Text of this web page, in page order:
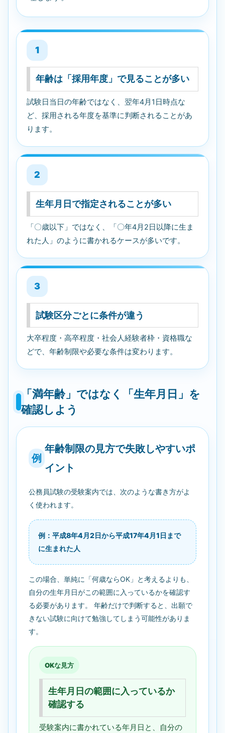
1
年齢は「採用年度」で見ることが多い
試験日当日の年齢ではなく、翌年4月1日時点な
ど、採用される年度を基準に判断されることがあ
ります。
2
生年月日で指定されることが多い
「〇歳以下」ではなく、「〇年4月2日以降に生ま
れた人」のように書かれるケースが多いです。
3
試験区分ごとに条件が違う
大卒程度・高卒程度・社会人経験者枠・資格職な
どで、年齢制限や必要な条件は変わります。
「満年齢」ではなく「生年月日」を
確認しよう
例
年齢制限の見方で失敗しやすいポ
イント
公務員試験の受験案内では、次のような書き方がよ
く使われます。
例：平成8年4月2日から平成17年4月1日まで
に生まれた人
この場合、単純に「何歳ならOK」と考えるよりも、
自分の生年月日がこの範囲に入っているかを確認す
る必要があります。 年齢だけで判断すると、出願で
きない試験に向けて勉強してしまう可能性がありま
す。
OKな見方
生年月日の範囲に入っているか
確認する
受験案内に書かれている年月日と、自分の